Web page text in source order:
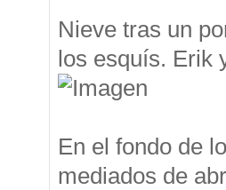
Nieve tras un
los esquís. Erik
En el fondo de
mediados de